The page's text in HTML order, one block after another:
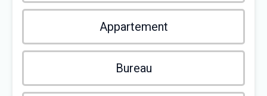
Appartement
Bureau